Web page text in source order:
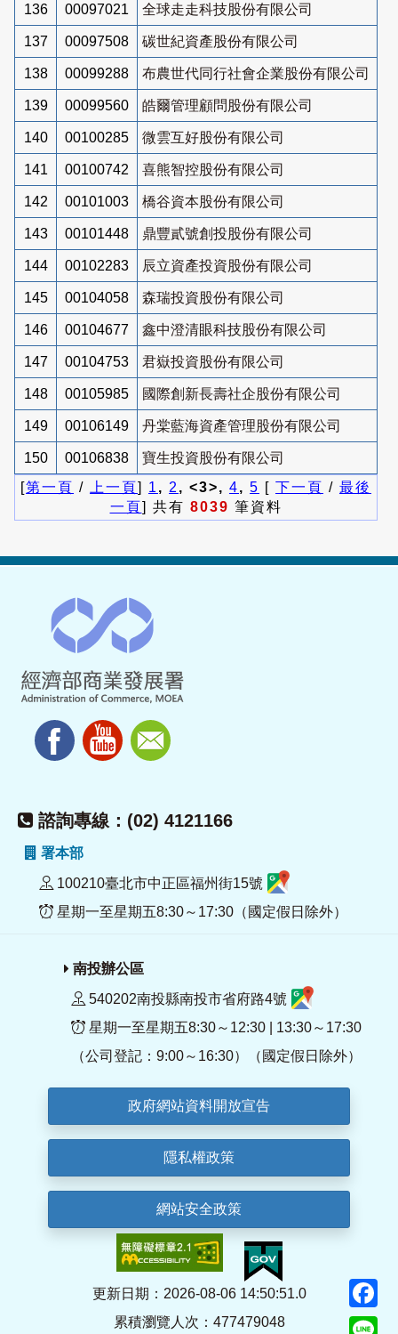
136 00097021 全球走走科技股份有限公司
137 00097508 碳世紀資產股份有限公司
138 00099288 布農世代同行社會企業股份有限公司
139 00099560 皓爾管理顧問股份有限公司
140 00100285 微雲互好股份有限公司
141 00100742 喜熊智控股份有限公司
142 00101003 橋谷資本股份有限公司
143 00101448 鼎豐貳號創投股份有限公司
144 00102283 辰立資產投資股份有限公司
145 00104058 森瑞投資股份有限公司
146 00104677 鑫中澄清眼科技股份有限公司
147 00104753 君嶽投資股份有限公司
148 00105985 國際創新長壽社企股份有限公司
149 00106149 丹棠藍海資產管理股份有限公司
150 00106838
寶生投資股份有限公司
[第一頁 / 上一頁] 1 , 2 , <3>, 4, 5 [ 下一頁 / 最後
一頁] 共有 8039 筆資料
諮詢專線：(02) 4121166
署本部
100210臺北市中正區福州街15號
星期一至星期五8:30～17:30（國定假日除外）
南投辦公區
540202南投縣南投市省府路4號
星期一至星期五8:30～12:30 | 13:30～17:30
（公司登記：9:00～16:30）（國定假日除外）
政府網站資料開放宣告
隱私權政策
網站安全政策
更新日期：2026-08-06 14:50:51.0
累積瀏覽人次：477479048